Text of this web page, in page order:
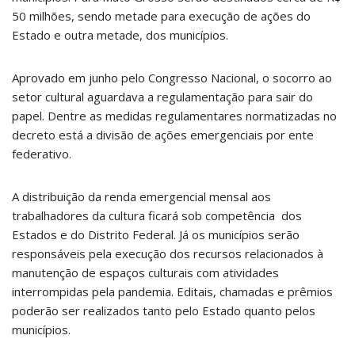
50 milhões, sendo metade para execução de ações do
Estado e outra metade, dos municípios.
Aprovado em junho pelo Congresso Nacional, o socorro ao
setor cultural aguardava a regulamentação para sair do
papel. Dentre as medidas regulamentares normatizadas no
decreto está a divisão de ações emergenciais por ente
federativo.
A distribuição da renda emergencial mensal aos
trabalhadores da cultura ficará sob competência dos
Estados e do Distrito Federal. Já os municípios serão
responsáveis pela execução dos recursos relacionados à
manutenção de espaços culturais com atividades
interrompidas pela pandemia. Editais, chamadas e prêmios
poderão ser realizados tanto pelo Estado quanto pelos
municípios.